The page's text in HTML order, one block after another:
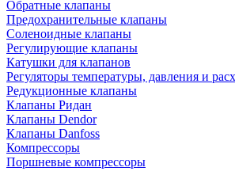
Обратные клапаны
Предохранительные клапаны
Соленоидные клапаны
Регулирующие клапаны
Катушки для клапанов
Регуляторы температуры, давления и
Редукционные клапаны
Клапаны Ридан
Клапаны Dendor
Клапаны Danfoss
Компрессоры
Поршневые компрессоры